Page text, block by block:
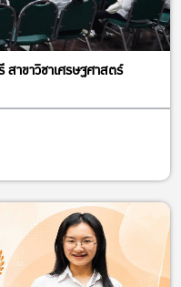
าขาวิชาเศรษฐศาสตร์